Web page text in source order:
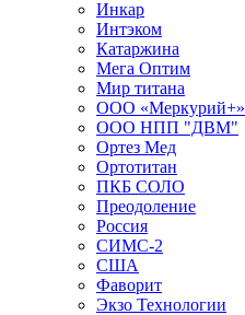
Инкар
Интэком
Катаржина
Мега Оптим
Мир титана
ООО «Меркурий+»
ООО НПП "ДВМ"
Ортез Мед
Ортотитан
ПКБ СОЛО
Преодоление
Россия
СИМС-2
США
Фаворит
Экзо Технологии